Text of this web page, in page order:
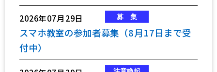
2026年07月29日
スマホ教室の参加者募集（8月17日まで受
付中）